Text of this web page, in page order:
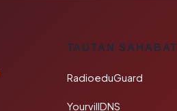
TAUTAN SAHABAT
RadioeduGuard
YourvillDNS